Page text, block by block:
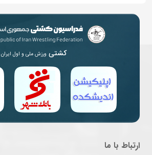
کشتی ورزش ملی و اول ایران
ارتباط با ما